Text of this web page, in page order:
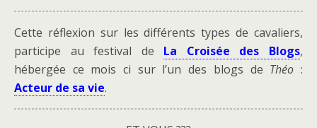
Cette réflexion sur les différents types de cavaliers,
participe au festival de La Croisée des Blogs,
hébergée ce mois ci sur l’un des blogs de Théo :
Acteur de sa vie.